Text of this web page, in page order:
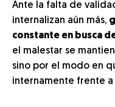
Ante la falta de
internalizan aún más,
constante en busca
el malestar se
sino por el modo en
internamente frente